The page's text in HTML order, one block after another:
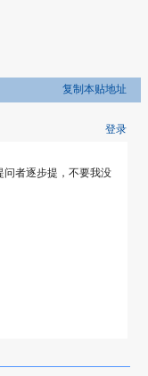
复制本贴地址
登录
者逐步提，不要我没